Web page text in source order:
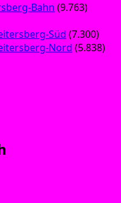
Bahn (9.763)
Süd (7.300)
Nord (5.838)